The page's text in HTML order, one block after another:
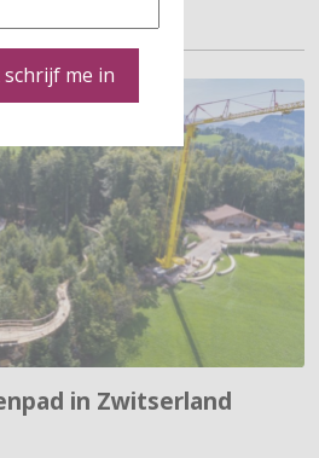
schrijf me in
in Zwitserland